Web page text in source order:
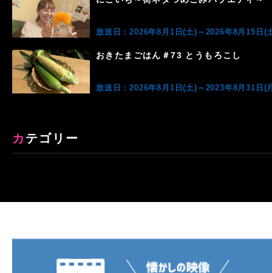
放送日：2026年8月1日(土)～2026年8月15日(
おきたまごはん＃73 とうもろこし
放送日：2026年8月1日(土)～2023年8月31日(
カテゴリー